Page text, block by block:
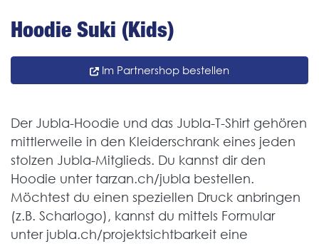
Hoodie Suki (Kids)
Im Partnershop bestellen
Der Jubla-Hoodie und das Jubla-T-Shirt gehören
mittlerweile in den Kleiderschrank eines jeden
stolzen Jubla-Mitglieds. Du kannst dir den
Hoodie unter tarzan.ch/jubla bestellen.
Möchtest du einen speziellen Druck anbringen
(z.B. Scharlogo), kannst du mittels Formular
unter jubla.ch/projektsichtbarkeit eine